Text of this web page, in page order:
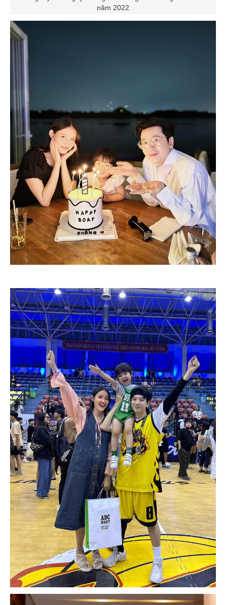
năm 2022